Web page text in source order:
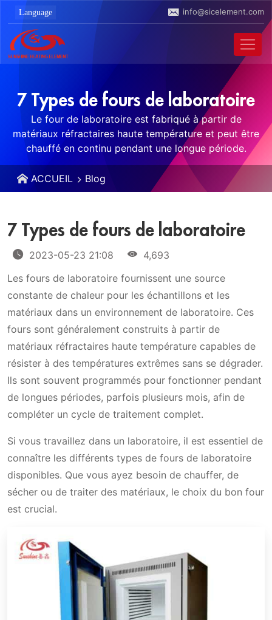
info@sicelement.com
7 Types de fours de laboratoire
Le four de laboratoire est fabriqué à partir de
matériaux réfractaires haute température et peut être
chauffé en continu pendant une longue période.
ACCUEIL Blog
7 Types de fours de laboratoire
2023-05-23 21:08
4,693
Les fours de laboratoire fournissent une source
constante de chaleur pour les échantillons et les
matériaux dans un environnement de laboratoire. Ces
fours sont généralement construits à partir de
matériaux réfractaires haute température capables de
résister à des températures extrêmes sans se dégrader.
Ils sont souvent programmés pour fonctionner pendant
de longues périodes, parfois plusieurs mois, afin de
compléter un cycle de traitement complet.
Si vous travaillez dans un laboratoire, il est essentiel de
connaître les différents types de fours de laboratoire
disponibles. Que vous ayez besoin de chauffer, de
sécher ou de traiter des matériaux, le choix du bon four
est crucial.